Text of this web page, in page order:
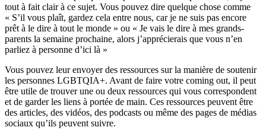
tout à fait clair à ce sujet. Vous pouvez dire quelque chose comme
« S’il vous plaît, gardez cela entre nous, car je ne suis pas encore
prêt à le dire à tout le monde » ou « Je vais le dire à mes grands-
parents la semaine prochaine, alors j’apprécierais que vous n’en
parliez à personne d’ici là »
Vous pouvez leur envoyer des ressources sur la manière de soutenir
les personnes LGBTQIA+. Avant de faire votre coming out, il peut
être utile de trouver une ou deux ressources qui vous correspondent
et de garder les liens à portée de main. Ces ressources peuvent être
des articles, des vidéos, des podcasts ou même des pages de médias
sociaux qu’ils peuvent suivre.